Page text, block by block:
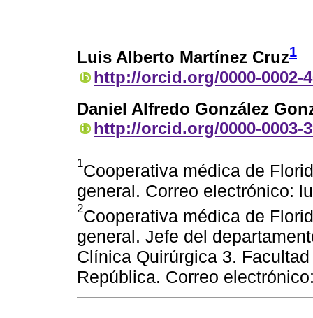
Luis Alberto Martínez Cruz1
http://orcid.org/0000-0002-
Daniel Alfredo González
http://orcid.org/0000-0003-
1Cooperativa médica de
general. Correo electrónico:
2Cooperativa médica de
general. Jefe del
Clínica Quirúrgica 3.
República. Correo